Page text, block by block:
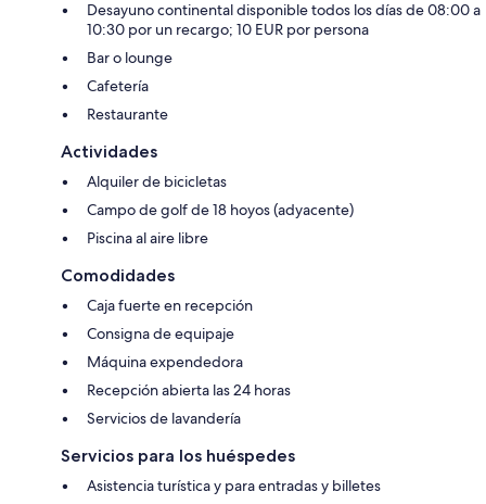
Desayuno continental disponible todos los días de 08:00 a
10:30 por un recargo; 10 EUR por persona
Bar o lounge
Cafetería
Restaurante
Actividades
Alquiler de bicicletas
Campo de golf de 18 hoyos (adyacente)
Piscina al aire libre
Comodidades
Caja fuerte en recepción
Consigna de equipaje
Máquina expendedora
Recepción abierta las 24 horas
Servicios de lavandería
Servicios para los huéspedes
Asistencia turística y para entradas y billetes